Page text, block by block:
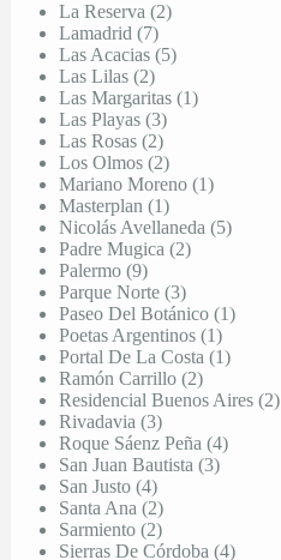
La Reserva (2)
Lamadrid (7)
Las Acacias (5)
Las Lilas (2)
Las Margaritas (1)
Las Playas (3)
Las Rosas (2)
Los Olmos (2)
Mariano Moreno (1)
Masterplan (1)
Nicolás Avellaneda (5)
Padre Mugica (2)
Palermo (9)
Parque Norte (3)
Paseo Del Botánico (1)
Poetas Argentinos (1)
Portal De La Costa (1)
Ramón Carrillo (2)
Residencial Buenos Aires (2)
Rivadavia (3)
Roque Sáenz Peña (4)
San Juan Bautista (3)
San Justo (4)
Santa Ana (2)
Sarmiento (2)
Sierras De Córdoba (4)